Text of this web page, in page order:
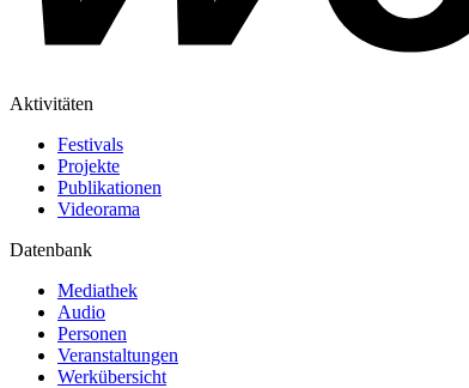
Aktivitäten
Festivals
Projekte
Publikationen
Videorama
Datenbank
Mediathek
Audio
Personen
Veranstaltungen
Werkübersicht